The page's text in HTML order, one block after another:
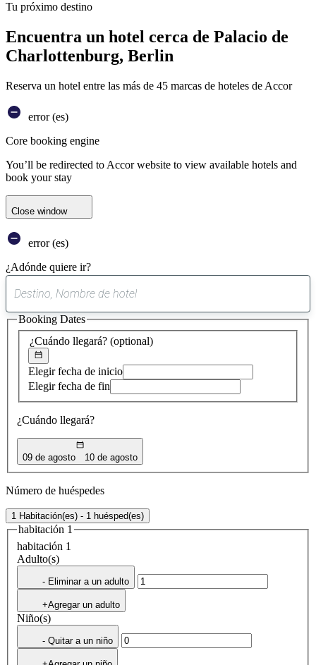
Tu próximo destino
Encuentra un hotel cerca de Palacio de
Charlottenburg, Berlin
Reserva un hotel entre las más de 45 marcas de hoteles de Accor
error (es)
Core booking engine
You’ll be redirected to Accor website to view available hotels and
book your stay
Close window
error (es)
¿Adónde quiere ir?
sugerencia
encontrada
¿Cuándo llegará? (optional)
Elegir fecha de inicio
Elegir fecha de fin
¿Cuándo llegará?
09 de agosto 10 de agosto
Booking Dates
Número de huéspedes
1 Habitación(es) - 1 huésped(es)
habitación 1
habitación 1
Adulto(s)
- Eliminar a un adulto
+Agregar un adulto
Niño(s)
- Quitar a un niño